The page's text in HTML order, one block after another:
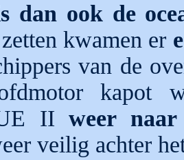
dan ook de
kwamen er
van de
kapot
IIweer naar
veilig achter